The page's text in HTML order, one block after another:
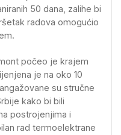
50 dana, zalihe bi
radova omogućio
počeo je krajem
je na oko 10
su stručne
kako bi bili
postrojenjima i
rad termoelektrane